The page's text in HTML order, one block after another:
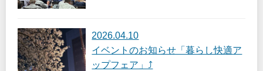
2026.04.10
イベントのお知らせ「暮らし快適ア
ップフェア」⤴